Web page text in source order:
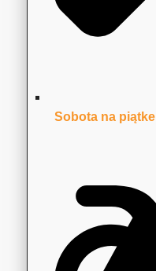
Sobota na piątke